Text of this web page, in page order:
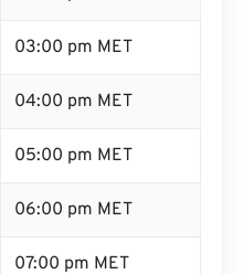
03:00 pm MET
04:00 pm MET
05:00 pm MET
06:00 pm MET
07:00 pm MET